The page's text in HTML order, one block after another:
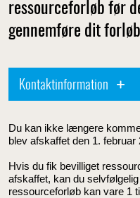
ressourceforløb før
gennemføre dit
Kontaktinformation
Du kan ikke længere
blev afskaffet den 1. februar
Hvis du fik bevilliget
afskaffet, kan du
ressourceforløb kan vare 1